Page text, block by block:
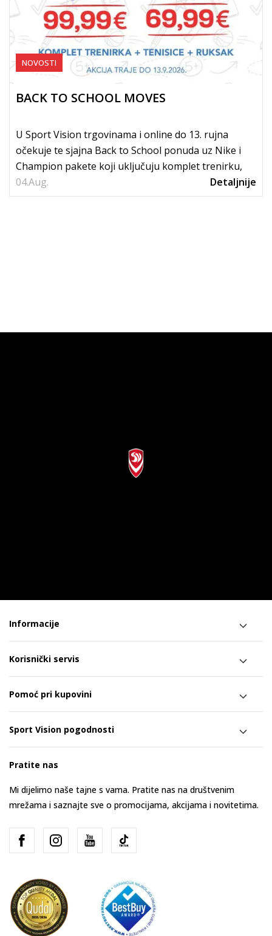
04.Aug.
NOVOSTI
BACK TO SCHOOL MOVES
U Sport Vision trgovinama i online do 13. rujna
očekuje te sjajna Back to School ponuda uz Nike i
Champion pakete koji uključuju komplet trenirku,
tenisice i...
Detaljnije
Informacije
Korisnički servis
Pomoć pri kupovini
Sport Vision pogodnosti
Pratite nas
Mi dijelimo naše tajne s vama. Pratite nas na društvenim
mrežama i saznajte sve o promocijama, akcijama i novitetima.